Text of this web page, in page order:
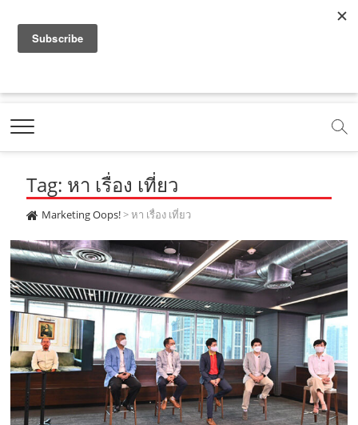
a
e
b
o
o
k
.
c
o
m
o
t
b
e
.
c
o
m
.
o
e
m
e
t
g
r
a
m
.
c
m
t
k
.
c
o
m
Marketing Oops!
DIGITAL | CREATIVE | ADVERTISING | CAMPAIGN |
Tag: หา เรื่อง เที่ยว
Marketing Oops!>หา เรื่อง เที่ยว